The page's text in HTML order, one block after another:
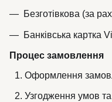
Безготівкова (за
Банківська картка
Процес замовлення
Оформлення
Узгодження умов та